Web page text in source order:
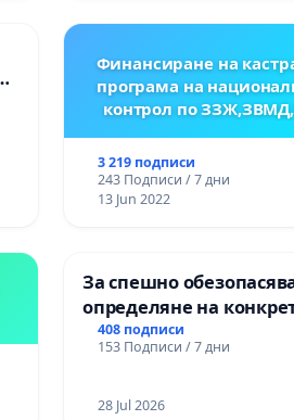
Финансиране на
програма на
контрол по
3 219 подписи
243 Подписи / 7 дни
13 Jun 2022
За спешно
определяне на
срокове и
цялостна
пътен възел АМ
408 подписи
153 Подписи / 7 дни
28 Jul 2026